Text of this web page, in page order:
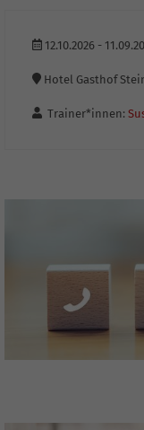
12.10.2026 -
Hotel Gasthof
Trainer*innen: